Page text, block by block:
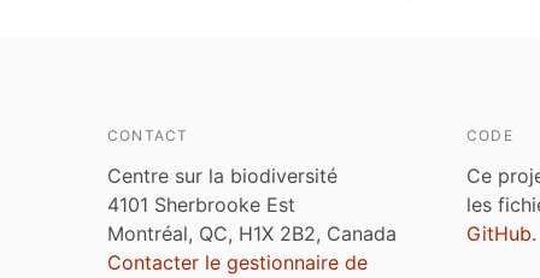
CONTACT
Centre sur la biodiversité
4101 Sherbrooke Est
Montréal, QC, H1X 2B2, Canada
Contacter le gestionnaire de
CODE
Ce
les
GitHub.